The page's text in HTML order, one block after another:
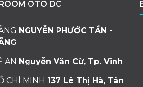
OTO DC
NGUYỄN PHƯỚC TẦN -
AN Nguyễn Văn Cừ, Tp. Vinh
CHÍ MINH 137 Lê Thị Hà, Tân